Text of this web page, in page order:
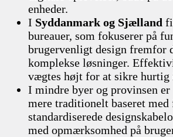
enheder.
I Syddanmark og Sjælland
bureauer, som fokuserer på
brugervenligt design fremfor
komplekse løsninger.
vægtes højt for at sikre hurtig
I mindre byer og provinsen
mere traditionelt baseret med
standardiserede
med opmærksomhed på